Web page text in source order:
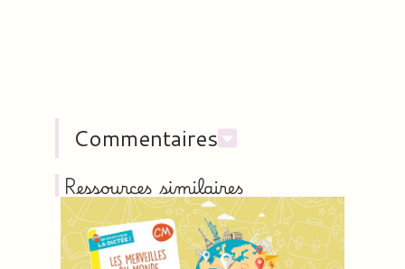
Commentaires
Ressources similaires